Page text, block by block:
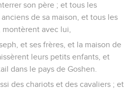
son père ; et tous les
de sa maison, et tous les
avec lui,
et ses frères, et la maison de
leurs petits enfants, et
dans le pays de Goshen.
des chariots et des cavaliers ; et